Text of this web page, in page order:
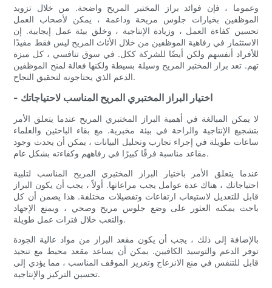
وعموما ، فإن فوائد براز المختبر المريح واضحة. من خلال تزويد
الموظفين بخيارات جلوس مريحة وداعمة ، يمكن لأصحاب العمل
تحسين كفاءة العمل ، وزيادة الإنتاجية ، وخلق بيئة عمل إيجابية. إن
الاستثمار في رفاهية الموظفين من خلال الأثاث المريح ليس فقط مفيدًا
للأفراد أنفسهم ولكن أيضًا للشركة ككل. في سوق تنافسي ، كل ميزة
تهم. تعد براز المختبر المريح وسيلة بسيطة ولكنها فعالة لمنح الموظفين
الدعم الذي يحتاجونه لتحقيق النجاح.
- اختيار البراز المختبري المريح المناسب لاحتياجاتك
لا يمكن المبالغة في أهمية البراز المختبري المريح عندما يتعلق الأمر
بتشجيع الإنتاجية والراحة في بيئة مخبرية. مع بقاء الباحثين والعلماء
ساعات طويلة في إجراء تجارب وتحليل البيانات ، يمكن أن يحدث وجود
مقاعد مناسبة فرقًا كبيرًا في رفاههم وكفاءته بشكل عام.
عندما يتعلق الأمر باختيار البراز المختبري المريح المناسب لتلبية
احتياجاتك ، هناك عدة عوامل يجب مراعاتها. أولاً ، يجب أن يكون البراز
قابل للتعديل لاستيعاب ارتفاعات وتفضيلات مختلفة. هذا يضمن أن كل
باحث يمكنه العثور على وضع جلوس مريح وصحي ، ويمنع الإجهاد
والتعب خلال فترات عمل طويلة.
بالإضافة إلى ذلك ، يجب أن يكون مقعد البراز من مواد عالية الجودة
توفر الدعم والتوسيد الكافيين. يمكن أن يساعد مقعد محيط مع تنجيد
قابل للتنفس في منع الانزعاج وتعزيز الموقف المناسب ، مما يؤدي إلى
تحسين التركيز والإنتاجية.